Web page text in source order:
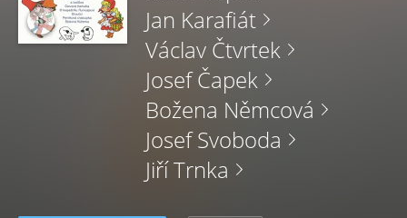
Jan Karafiát
Václav Čtvrtek
Josef Čapek
Božena Němcová
Josef Svoboda
Jiří Trnka